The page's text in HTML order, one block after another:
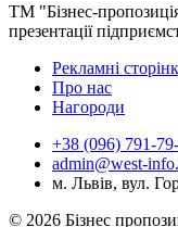
ТМ "Бізнес-
презентації
Рекламні
Про нас
Нагороди
+38 (096) 791-
admin@west-
м. Львів, вул.
© 2026 Бізнес